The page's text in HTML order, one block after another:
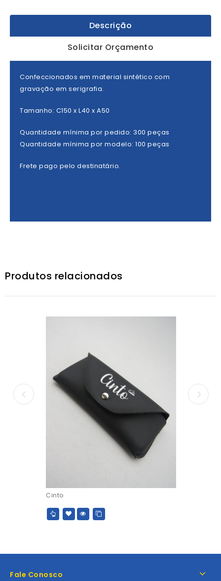
Descrição
Solicitar Orçamento
Confeccionados em material sintético com
gravação em serigrafia.
Tamanho: C150 x L40 x A50
Quantidade mínima por pedido: 300 peças
Quantidade mínima por modelo: 100 peças
Frete pago pelo destinatário.
Produtos relacionados
Cinto
Fale Conosco